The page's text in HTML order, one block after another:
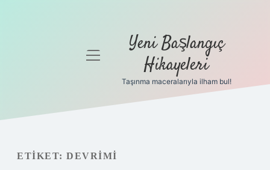
Gizlilik
Yasal Uyarı
menüyü
Yeni Başlangıç
Hikayeleri
Taşınma maceralarıyla ilham bul!
ETIKET: DEVRIMI